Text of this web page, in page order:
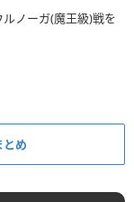
ノーガ(魔王級)戦を
とめ